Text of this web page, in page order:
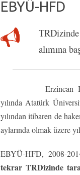
EBYÜ-HFD
alımına
Erzincan
yılında Atatürk
yılından itibaren de
aylarında olmak üzere
EBYÜ-HFD, 2008-
tekrar TRDizinde